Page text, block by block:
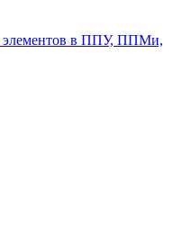
элементов в ППУ, ППМи,